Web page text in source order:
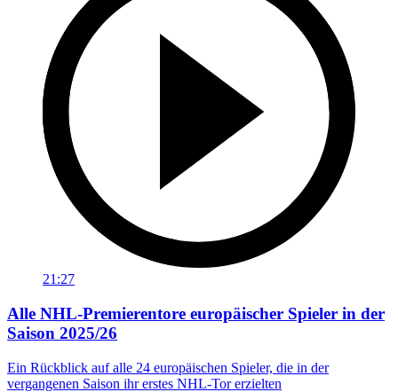
21:27
Alle NHL-Premierentore europäischer Spieler in der
Saison 2025/26
Ein Rückblick auf alle 24 europäischen Spieler, die in der
vergangenen Saison ihr erstes NHL-Tor erzielten